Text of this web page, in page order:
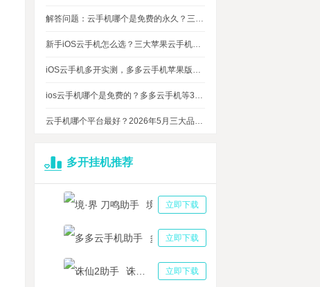
解答问题：云手机哪个是免费的永久？三大免费永久正版云手机对比
新手iOS云手机怎么选？三大苹果云手机知名品牌性能对比测评
iOS云手机多开实测，多多云手机苹果版最多可同时运行多少台？
ios云手机哪个是免费的？多多云手机等3大品牌对比测评，告诉你免费ios云手机的真相
云手机哪个平台最好？2026年5月三大品牌云手机权威盘点：综合实力，谁才是全能王？
多开挂机推荐
立即下载
立即下载
多多云手机助手
立即下载